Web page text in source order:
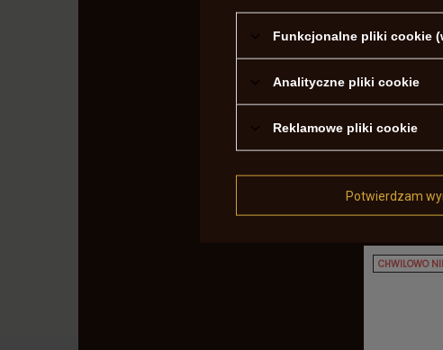
Cena na
CHWILOWO
Funkcjonalne pliki cookie
Analityczne pliki cookie
Reklamowe pliki cookie
Potwierdzam